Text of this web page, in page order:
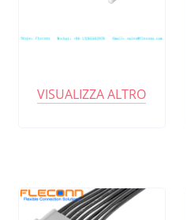
VISUALIZZA ALTRO